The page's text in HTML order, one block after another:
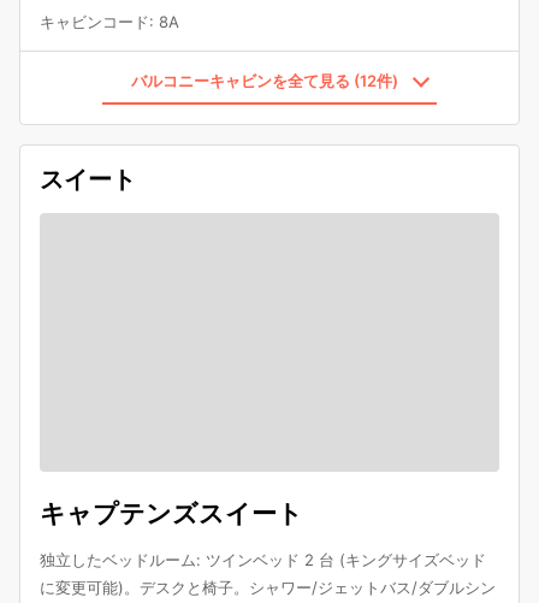
キャビンコード: 8A
バルコニーキャビンを全て見る (12件)
スイート
キャプテンズスイート
独立したベッドルーム: ツインベッド 2 台 (キングサイズベッド
に変更可能)。デスクと椅子。シャワー/ジェットバス/ダブルシン